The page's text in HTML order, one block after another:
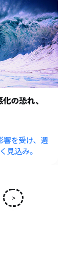
の恐れ、
を受け、週
見込み。
>